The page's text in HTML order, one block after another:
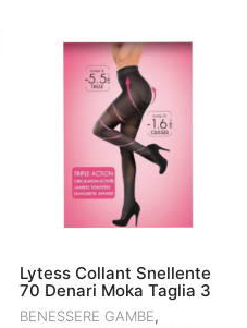
ERA:
€34.00.
È:
€26.40.
Lytess Collant Snellente
70 Denari Moka Taglia 3
BENESSERE GAMBE,